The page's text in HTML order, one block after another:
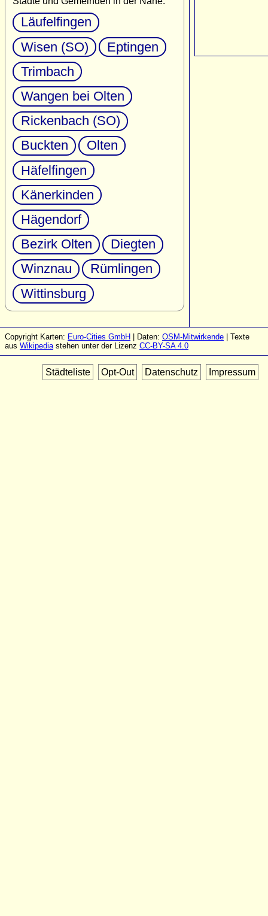
Läufelfingen
Wisen (SO)
Eptingen
Trimbach
Wangen bei Olten
Rickenbach (SO)
Buckten
Olten
Häfelfingen
Känerkinden
Hägendorf
Bezirk Olten
Diegten
Winznau
Rümlingen
Wittinsburg
Copyright Karten: Euro-Cities GmbH | Daten: OSM-Mitwirkende | Texte
aus Wikipediastehen unter der Lizenz CC-BY-SA 4.0
Städteliste Opt-Out Datenschutz Impressum